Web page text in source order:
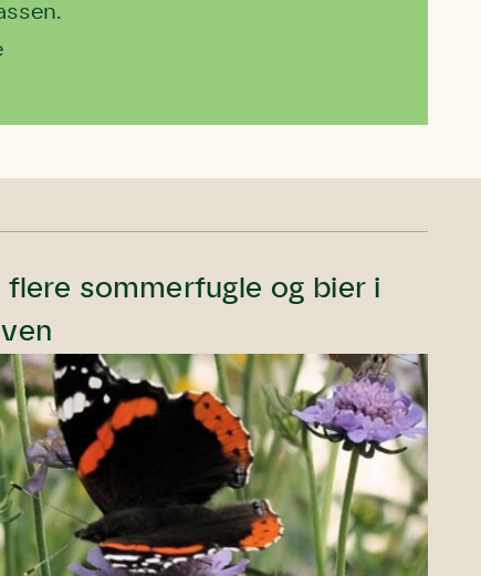
flere sommerfugle og bier i